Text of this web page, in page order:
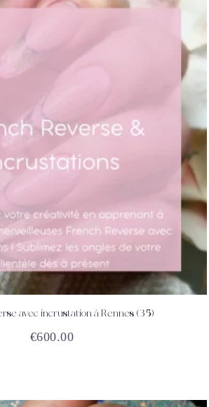
DÉTAILS
avec incrustation à Rennes (35)
€600.00